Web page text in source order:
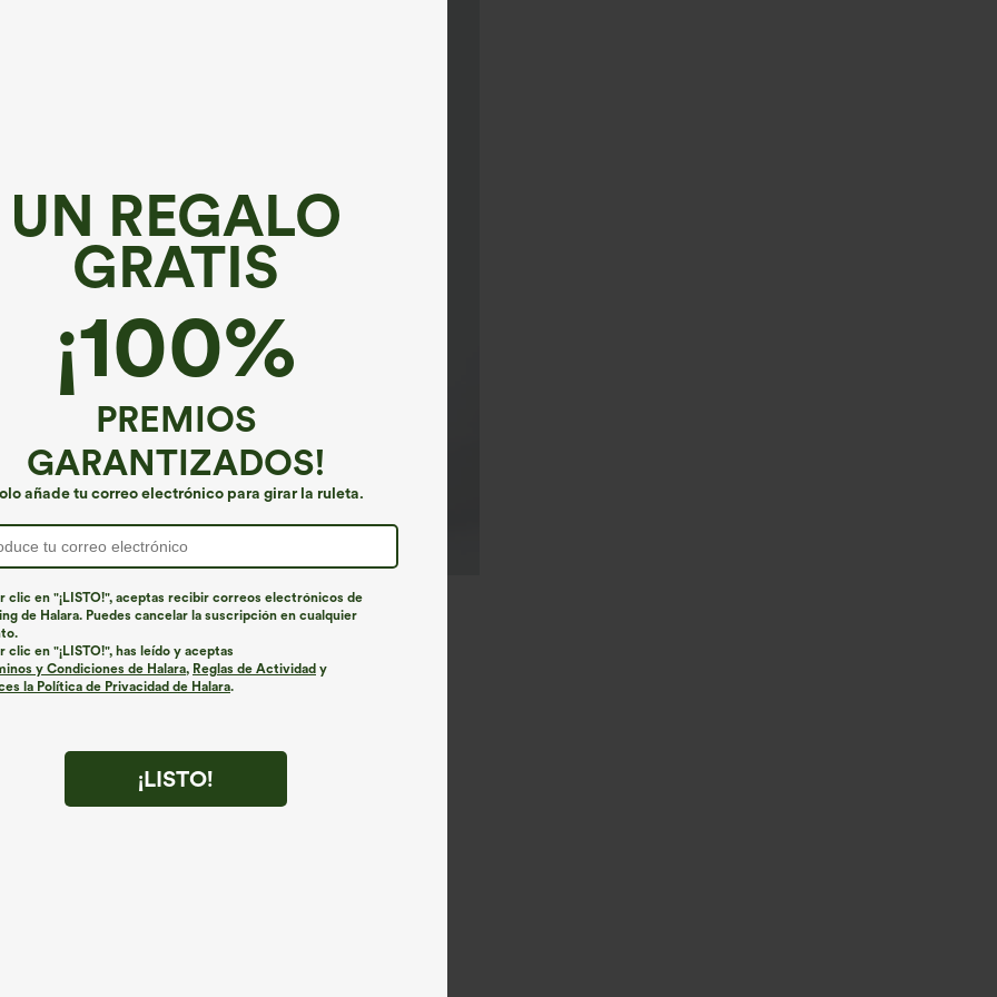
UN REGALO
GRATIS
¡100%
PREMIOS
GARANTIZADOS!
añade tu correo electrónico para girar la ruleta.
clic en "¡LISTO!", aceptas recibir correos electrónicos de
de Halara. Puedes cancelar la suscripción en cualquier
clic en "¡LISTO!", has leído y aceptas
y Condiciones de Halara, Reglas de Actividad y
la Política de Privacidad de Halara.
¡LISTO!